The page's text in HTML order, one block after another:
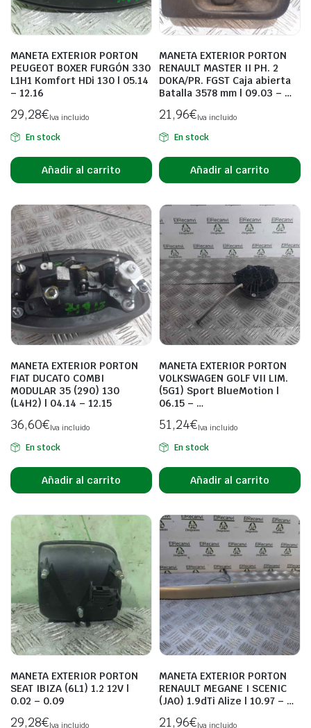
MANETA EXTERIOR PORTON
PEUGEOT BOXER FURGÓN 330
L1H1 Komfort HDi 130 | 05.14
– 12.16
29,28€Iva incluido
En stock
Añadir al carrito
MANETA EXTERIOR PORTON
RENAULT MASTER II PH. 2
DOKA/PR. FGST Caja abierta
Batalla 3578 mm | 09.03 – …
21,96€Iva incluido
En stock
Añadir al carrito
MANETA EXTERIOR PORTON
FIAT DUCATO COMBI
MODULAR 35 (290) 130
(L4H2) | 04.14 – 12.15
36,60€Iva incluido
En stock
Añadir al carrito
MANETA EXTERIOR PORTON
VOLKSWAGEN GOLF VII LIM.
(5G1) Sport BlueMotion |
06.15 – …
51,24€Iva incluido
En stock
Añadir al carrito
MANETA EXTERIOR PORTON
SEAT IBIZA (6L1) 1.2 12V |
0.02 – 0.09
29,28€Iva incluido
MANETA EXTERIOR PORTON
RENAULT MEGANE I SCENIC
(JA0) 1.9dTi Alize | 10.97 – …
21,96€Iva incluido